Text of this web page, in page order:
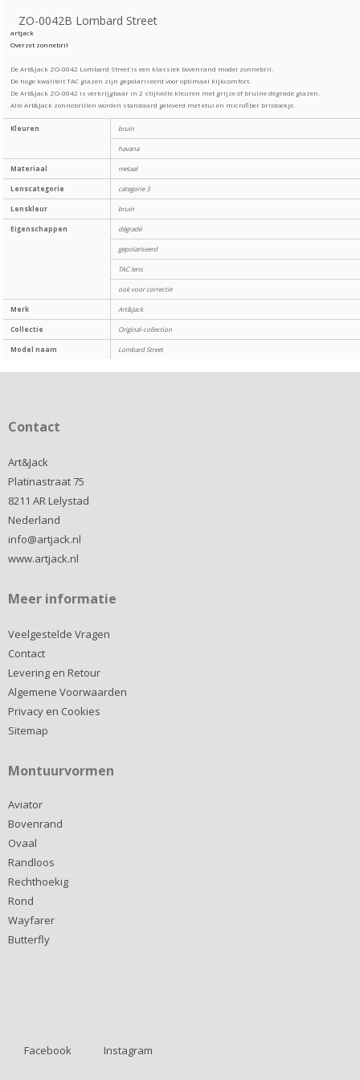
ZO-0042B Lombard Street
artjack
Overzet zonnebril
De Art&Jack ZO-0042 Lombard Street is een klassiek bovenrand model zonnebril.
De hoge kwaliteit TAC glazen zijn gepolariseerd voor optimaal kijkcomfort.
De Art&Jack ZO-0042 is verkrijgbaar in 2 stijlvolle kleuren met grijze of bruine dégradé glazen.
Alle Art&Jack zonnebrillen worden standaard geleverd met etui en microfiber brildoekje.
Kleuren bruin
havana
Materiaal metaal
Lenscategorie categorie 3
Lenskleur bruin
Eigenschappen dégradé
gepolariseerd
TAC lens
ook voor correctie
Merk Art&Jack
Collectie Original-collection
Model naam Lombard Street
Contact
Art&Jack
Platinastraat 75
8211 AR Lelystad
Nederland
info@artjack.nl
www.artjack.nl
Meer informatie
Veelgestelde Vragen
Contact
Levering en Retour
Algemene Voorwaarden
Privacy en Cookies
Sitemap
Montuurvormen
Aviator
Bovenrand
Ovaal
Randloos
Rechthoekig
Rond
Wayfarer
Butterfly
Facebook Instagram